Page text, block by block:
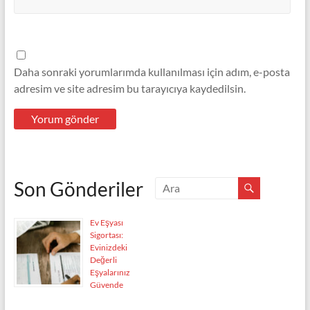
Daha sonraki yorumlarımda kullanılması için adım, e-posta
adresim ve site adresim bu tarayıcıya kaydedilsin.
Son Gönderiler
Ev Eşyası
Sigortası:
Evinizdeki
Değerli
Eşyalarınız
Güvende